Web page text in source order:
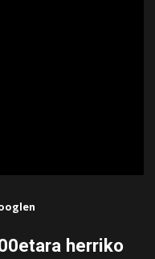
herriko